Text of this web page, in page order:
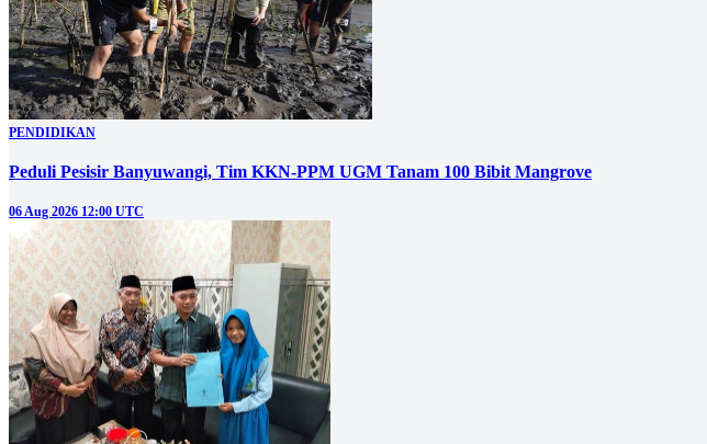
PENDIDIKAN
Peduli Pesisir Banyuwangi, Tim KKN-PPM UGM Tanam 100 Bibit Mangrove
06 Aug 2026 12:00 UTC